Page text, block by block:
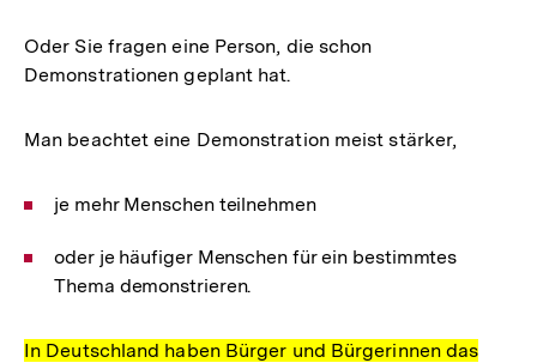
Oder Sie fragen eine Person, die schon
Demonstrationen geplant hat.
Man beachtet eine Demonstration meist stärker,
je mehr Menschen teilnehmen
oder je häufiger Menschen für ein bestimmtes
Thema demonstrieren.
In Deutschland haben Bürger und Bürgerinnen das